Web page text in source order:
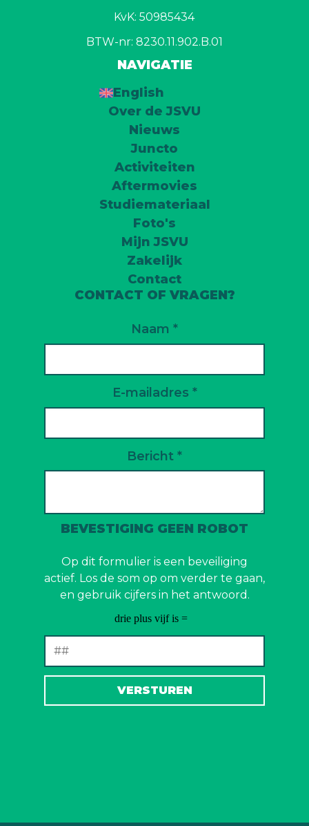
KvK: 50985434
BTW-nr: 8230.11.902.B.01
NAVIGATIE
English
Over de JSVU
Nieuws
Juncto
Activiteiten
Aftermovies
Studiemateriaal
Foto's
Mijn JSVU
Zakelijk
Contact
CONTACT OF VRAGEN?
Naam *
E-mailadres *
Bericht *
BEVESTIGING GEEN ROBOT
Op dit formulier is een beveiliging
actief. Los de som op om verder te gaan,
en gebruik cijfers in het antwoord.